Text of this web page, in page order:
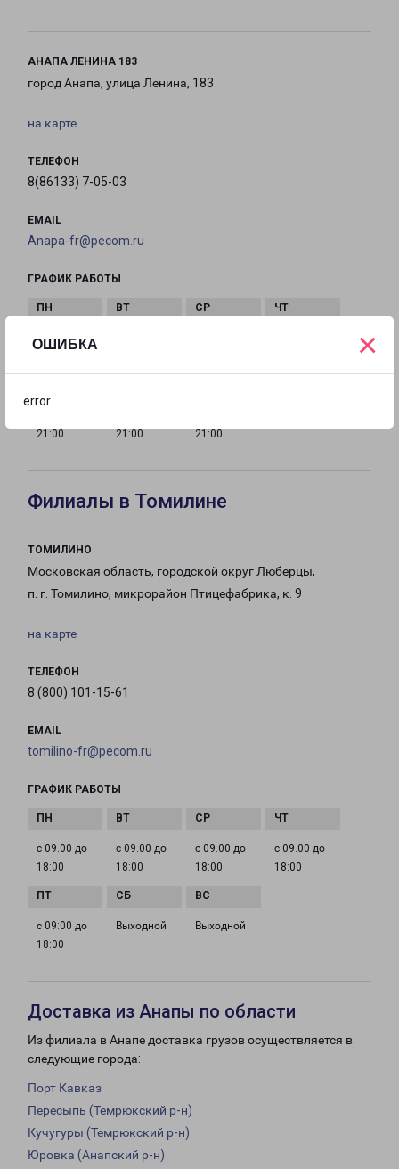
ОШИБКА
error
×
АНАПА ЛЕНИНА 183
город Анапа, улица Ленина, 183
на карте
ТЕЛЕФОН
8(86133) 7-05-03
EMAIL
Anapa-fr@pecom.ru
ГРАФИК РАБОТЫ
с 09:00 до
21:00
21:00
21:00
Филиалы в Томилине
ТОМИЛИНО
Московская область, городской округ Люберцы,
п. г. Томилино, микрорайон Птицефабрика, к. 9
на карте
ТЕЛЕФОН
8 (800) 101-15-61
EMAIL
tomilino-fr@pecom.ru
ГРАФИК РАБОТЫ
с 09:00 до
18:00
с 09:00 до
18:00
с 09:00 до
18:00
с 09:00 до
18:00
с 09:00 до
18:00
Выходной Выходной
Доставка из Анапы по области
Из филиала в Анапе доставка грузов осуществляется в
следующие города:
Порт Кавказ
Пересыпь (Темрюкский р-н)
Кучугуры (Темрюкский р-н)
Юровка (Анапский р-н)